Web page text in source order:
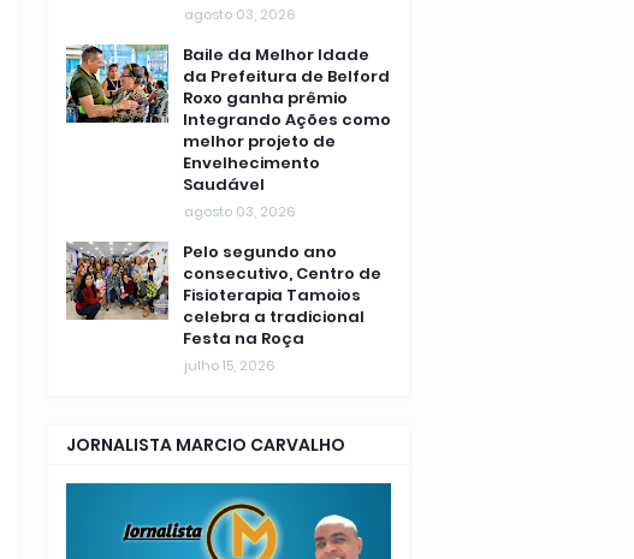
agosto 03, 2026
Baile da Melhor Idade
da Prefeitura de Belford
Roxo ganha prêmio
Integrando Ações como
melhor projeto de
Envelhecimento
Saudável
agosto 03, 2026
Pelo segundo ano
consecutivo, Centro de
Fisioterapia Tamoios
celebra a tradicional
Festa na Roça
julho 15, 2026
JORNALISTA MARCIO CARVALHO